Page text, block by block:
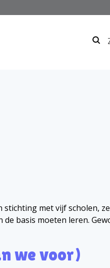
met vijf scholen,
basis moeten leren.
we voor)